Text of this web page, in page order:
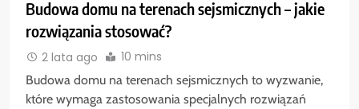
Budowa domu na terenach sejsmicznych – jakie
rozwiązania stosować?
2 lata ago 10 mins
Budowa domu na terenach sejsmicznych to wyzwanie,
które wymaga zastosowania specjalnych rozwiązań